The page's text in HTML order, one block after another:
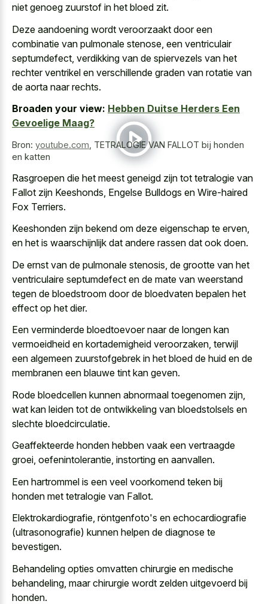
niet genoeg zuurstof in het bloed zit.
Deze aandoening wordt veroorzaakt door een
combinatie van pulmonale stenose, een ventriculair
septumdefect, verdikking van de spiervezels van het
rechter ventrikel en verschillende graden van rotatie van
de aorta naar rechts.
Broaden your view: Hebben Duitse Herders Een
Gevoelige Maag?
Bron: youtube.com TETRALOGIE VAN FALLOT bij honden
en katten
Rasgroepen die het meest geneigd zijn tot tetralogie van
Fallot zijn Keeshonds, Engelse Bulldogs en Wire-haired
Fox Terriers.
Keeshonden zijn bekend om deze eigenschap te erven,
en het is waarschijnlijk dat andere rassen dat ook doen.
De ernst van de pulmonale stenosis, de grootte van het
ventriculaire septumdefect en de mate van weerstand
tegen de bloedstroom door de bloedvaten bepalen het
effect op het dier.
Een verminderde bloedtoevoer naar de longen kan
vermoeidheid en kortademigheid veroorzaken, terwijl
een algemeen zuurstofgebrek in het bloed de huid en de
membranen een blauwe tint kan geven.
Rode bloedcellen kunnen abnormaal toegenomen zijn,
wat kan leiden tot de ontwikkeling van bloedstolsels en
slechte bloedcirculatie.
Geaffekteerde honden hebben vaak een vertraagde
groei, oefenintolerantie, instorting en aanvallen.
Een hartrommel is een veel voorkomend teken bij
honden met tetralogie van Fallot.
Elektrokardiografie, röntgenfoto's en echocardiografie
(ultrasonografie) kunnen helpen de diagnose te
bevestigen.
Behandeling opties omvatten chirurgie en medische
behandeling, maar chirurgie wordt zelden uitgevoerd bij
honden.